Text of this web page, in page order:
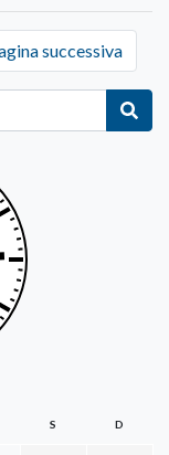
successiva
S D